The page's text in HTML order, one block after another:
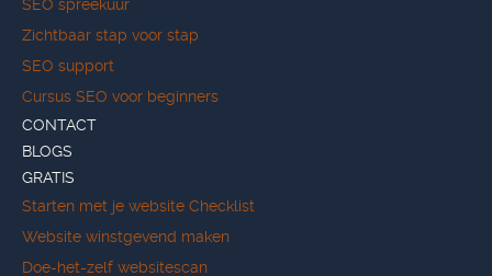
SEO spreekuur
Zichtbaar stap voor stap
SEO support
Cursus SEO voor beginners
CONTACT
BLOGS
GRATIS
Starten met je website Checklist
Website winstgevend maken
Doe-het-zelf websitescan